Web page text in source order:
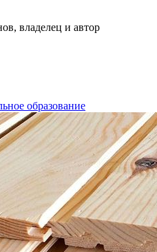
владелец и автор
образование